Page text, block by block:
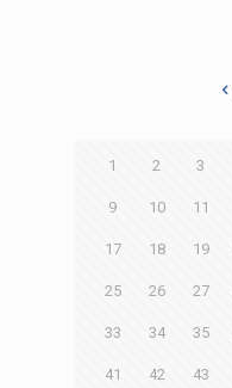
1 2 3
9 10 11
17 18 19
25 26 27
33 34 35
41 42 43